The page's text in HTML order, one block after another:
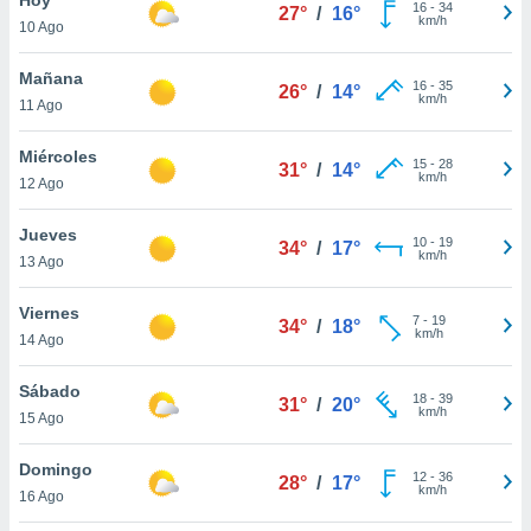
en
más
nuestra
de
cookies
aceptar
10 Ago
27° / 16° 16- 34
km/h
Mañana
11 Ago
26° / 14° 16- 35
km/h
Miércoles
12 Ago
31° / 14° 15- 28
km/h
Jueves
13 Ago
34° / 17° 10- 19
km/h
Viernes
14 Ago
34° / 18° 7- 19
km/h
Sábado
15 Ago
31° / 20° 18- 39
km/h
Domingo
16 Ago
28° / 17° 12- 36
km/h